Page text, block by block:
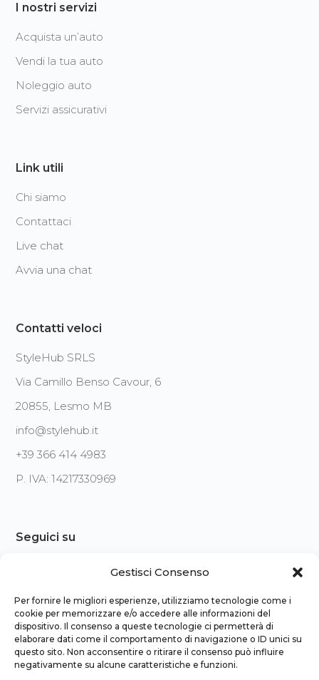
Gestisci Consenso
Per fornire le migliori esperienze, utilizziamo tecnologie come i
cookie per memorizzare e/o accedere alle informazioni del
dispositivo. Il consenso a queste tecnologie ci permetterà di
elaborare dati come il comportamento di navigazione o ID unici su
questo sito. Non acconsentire o ritirare il consenso può influire
negativamente su alcune caratteristiche e funzioni.
I nostri servizi
Acquista un’auto
Vendi la tua auto
Noleggio auto
Servizi assicurativi
Link utili
Chi siamo
Contattaci
Live chat
Avvia una chat
Contatti veloci
StyleHub SRLS
Via Camillo Benso Cavour, 6
20855, Lesmo MB
info@stylehub.it
+39 366 414 4983
P. IVA: 14217330969
Seguici su
Sito web realizzato da